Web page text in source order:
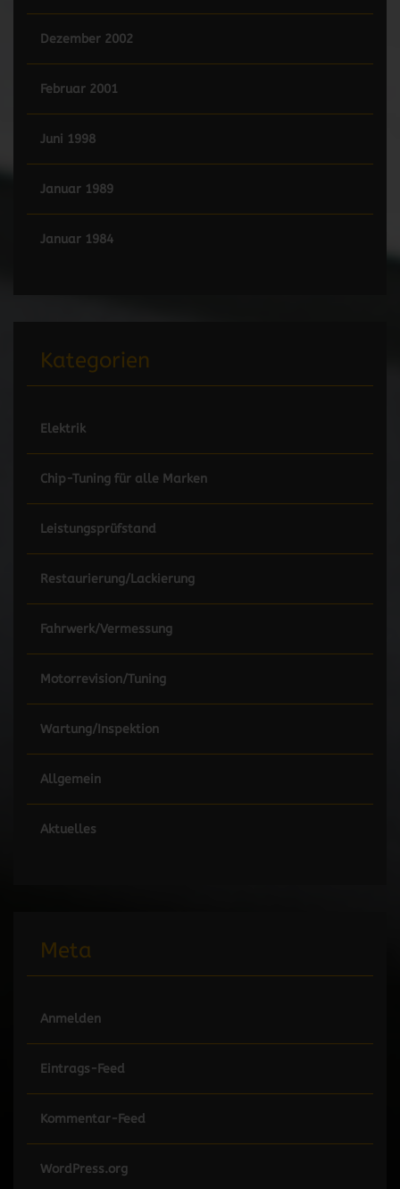
Dezember 2002
Februar 2001
Juni 1998
Januar 1989
Januar 1984
Kategorien
Elektrik
Chip-Tuning für alle Marken
Leistungsprüfstand
Restaurierung/Lackierung
Fahrwerk/Vermessung
Motorrevision/Tuning
Wartung/Inspektion
Allgemein
Aktuelles
Meta
Anmelden
Eintrags-Feed
Kommentar-Feed
WordPress.org